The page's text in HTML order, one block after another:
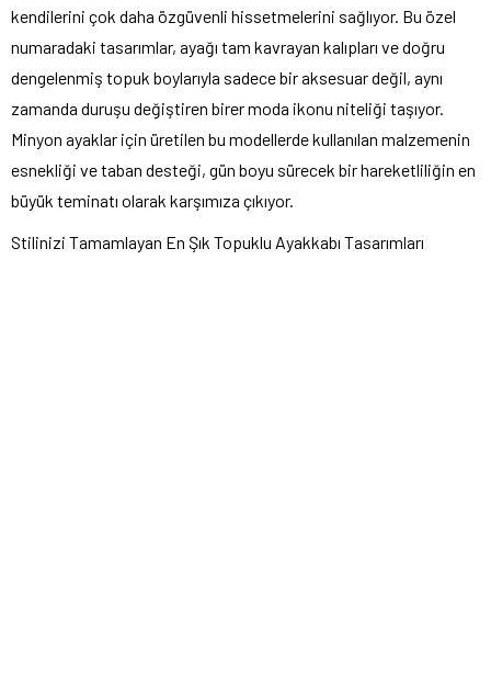
kendilerini çok daha özgüvenli hissetmelerini sağlıyor. Bu özel
numaradaki tasarımlar, ayağı tam kavrayan kalıpları ve doğru
dengelenmiş topuk boylarıyla sadece bir aksesuar değil, aynı
zamanda duruşu değiştiren birer moda ikonu niteliği taşıyor.
Minyon ayaklar için üretilen bu modellerde kullanılan malzemenin
esnekliği ve taban desteği, gün boyu sürecek bir hareketliliğin en
büyük teminatı olarak karşımıza çıkıyor.
Stilinizi Tamamlayan En Şık Topuklu Ayakkabı Tasarımları